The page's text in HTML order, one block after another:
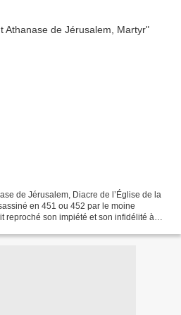
de Jérusalem, Diacre de l’Église de la
en 451 ou 452 par le moine
reproché son impiété et son infidélité à